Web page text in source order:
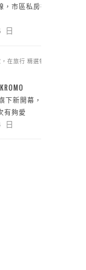
市區私房行
日
在旅行 精選特
下新開幕，一
有夠愛
日